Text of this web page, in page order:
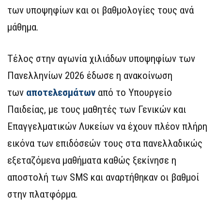
των υποψηφίων και οι βαθμολογίες τους ανά
μάθημα.
Τέλος στην αγωνία χιλιάδων υποψηφίων των
Πανελληνίων 2026 έδωσε η ανακοίνωση
των αποτελεσμάτων από το Υπουργείο
Παιδείας, με τους μαθητές των Γενικών και
Επαγγελματικών Λυκείων να έχουν πλέον πλήρη
εικόνα των επιδόσεών τους στα πανελλαδικώς
εξεταζόμενα μαθήματα καθώς ξεκίνησε η
αποστολή των SMS και αναρτήθηκαν οι βαθμοί
στην πλατφόρμα.